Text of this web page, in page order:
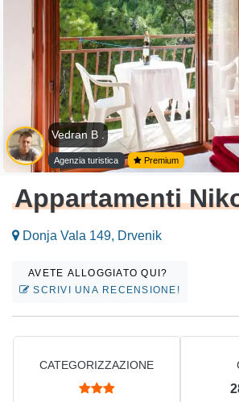
Vedran B .
Agenzia turistica Premium
Appartamenti
Donja Vala 149, Drvenik
AVETE ALLOGGIATO QUI?
SCRIVI UNA RECENSIONE!
CATEGORIZZAZIONE